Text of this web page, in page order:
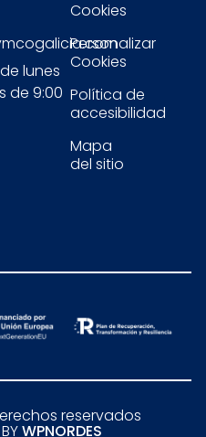
lunes
de 9:00
Cookies
Personalizar
Cookies
Política de
accesibilidad
Mapa
del sitio
reservados
BYWPNORDES